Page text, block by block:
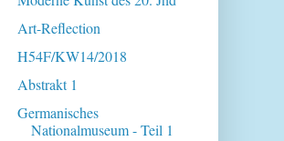
Art-Reflection
H54F/KW14/2018
Abstrakt 1
Germanisches
Nationalmuseum - Teil 1